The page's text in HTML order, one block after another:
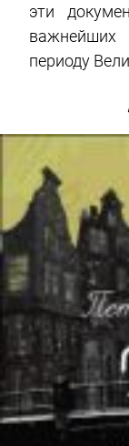
эти
периоду